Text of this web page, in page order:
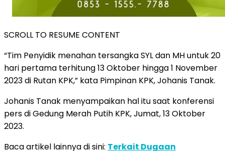
SCROLL TO RESUME CONTENT
“Tim Penyidik menahan tersangka SYL dan MH untuk 20
hari pertama terhitung 13 Oktober hingga 1 November
2023 di Rutan KPK,” kata Pimpinan KPK, Johanis Tanak.
Johanis Tanak menyampaikan hal itu saat konferensi
pers di Gedung Merah Putih KPK, Jumat, 13 Oktober
2023.
Baca artikel lainnya di sini: Terkait Dugaan